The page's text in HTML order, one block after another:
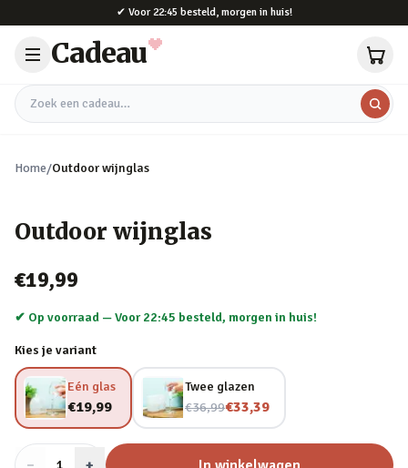
✔ Voor 22:45 besteld, morgen in huis!
Cadeau
Zoek een cadeau
Home/Outdoor wijnglas
Outdoor wijnglas
€19,99
✔ Op voorraad —Voor 22:45 besteld, morgen in huis!
Kies je variant
Eén glas
€19,99
Twee glazen
€36,99
Nu voor€33,39
Aantal
1